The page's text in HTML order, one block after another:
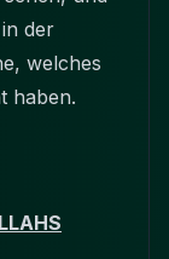
der
welches
haben.